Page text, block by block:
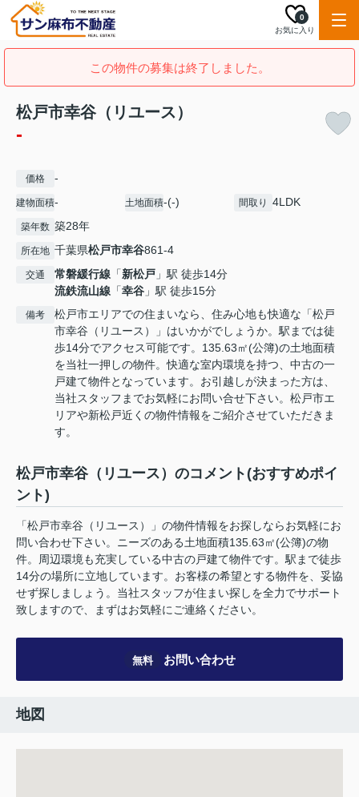
お気に入り
0
この物件の募集は終了しました。
松戸市幸谷（リユース）
-
価格 -
建物面積- 土地面積-(-) 間取り 4LDK
築年数 築28年
所在地 千葉県松戸市幸谷861-4
交通 常磐緩行線 「新松戸 」駅 徒歩14分
流鉄流山線 「幸谷 」駅 徒歩15分
備考
松戸市エリアでの住まいなら、住み心地も快適な「松戸
市幸谷（リユース）」はいかがでしょうか。駅までは徒
歩14分でアクセス可能です。135.63㎡(公簿)の土地面積
を当社一押しの物件。快適な室内環境を持つ、中古の一
戸建て物件となっています。お引越しが決まった方は、
当社スタッフまでお気軽にお問い合せ下さい。松戸市エ
リアや新松戸近くの物件情報をご紹介させていただきま
す。
松戸市幸谷（リユース）のコメント(おすすめポイ
ント)
「松戸市幸谷（リユース）」の物件情報をお探しならお気軽にお
問い合わせ下さい。ニーズのある土地面積135.63㎡(公簿)の物
件。周辺環境も充実している中古の戸建て物件です。駅まで徒歩
14分の場所に立地しています。お客様の希望とする物件を、妥協
せず探しましょう。当社スタッフが住まい探しを全力でサポート
致しますので、まずはお気軽にご連絡ください。
無料 お問い合わせ
地図